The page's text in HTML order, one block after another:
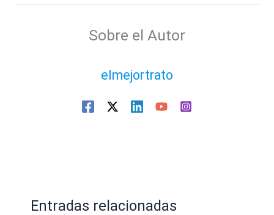
Sobre el Autor
elmejortrato
Entradas relacionadas